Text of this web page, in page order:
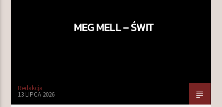
MEG MELL – ŚWIT
Redakcja
13 LIPCA 2026